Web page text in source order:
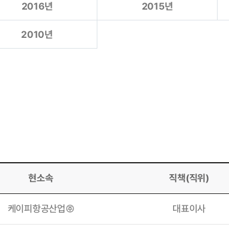
2016년 2015년
2010년
현소속 직책(직위)
케이피항공산업㈜ 대표이사